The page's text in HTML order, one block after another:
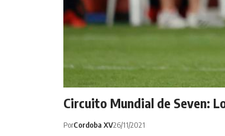
Circuito Mundial de Seven:
PorCordoba XV26/11/2021